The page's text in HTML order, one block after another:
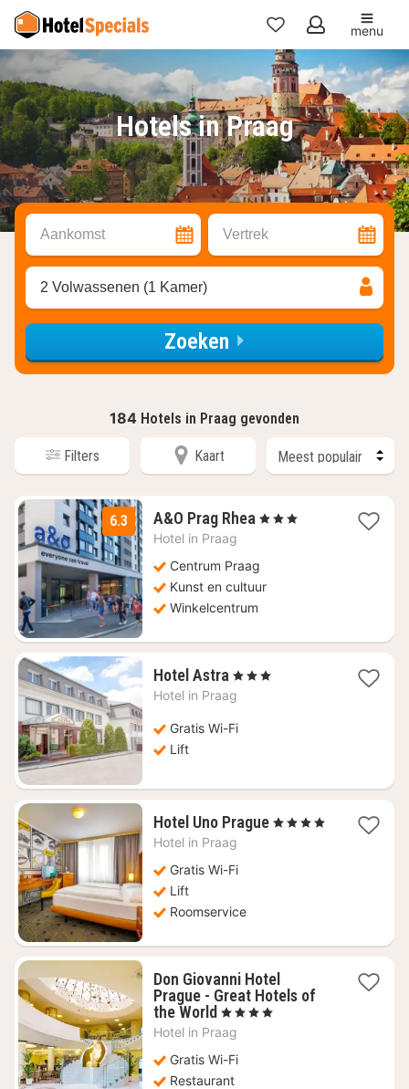
Mijn
favorieten
menu
Hotels in Praag
Aankomst Vertrek
2 Volwassenen (1 Kamer)
Zoeken
184 Hotels in Praag gevonden
Filters Kaart
6.3 A&O Prag Rhea 2
€
51,40
, 3 Sterren
Hotel in Praag
Centrum Praag
Kunst en cultuur
Winkelcentrum
Hotel Astra 1
nacht
vanaf
€
, 3 Sterren
Hotel in Praag
Gratis Wi-Fi
Lift
Hotel Uno Prague1
, 4 Sterren
Hotel in Praag
Gratis Wi-Fi
Lift
Roomservice
Don Giovanni Hotel
Prague - Great Hotels of
the World 1
nacht
vanaf
€
84,54
, 4 Sterren
Hotel in Praag
Gratis Wi-Fi
Restaurant